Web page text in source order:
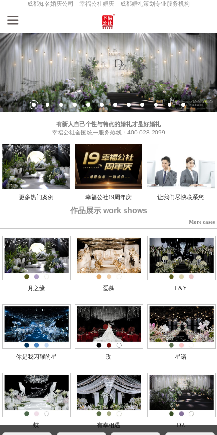
成都知名婚庆公司---幸福公社婚庆---成都婚礼策划专业服务机构
有新人自己个性与特点的婚礼才是好婚礼
幸福公社全国统一服务热线：400-028-2099
更多热门案例 幸福公社19周年庆 让我们尽快联系您
作品展示 work shows
More cases
月之缘 爱慕 L&Y
你是我闪耀的星 玫 星诺
蝶 有幸相遇 DZ